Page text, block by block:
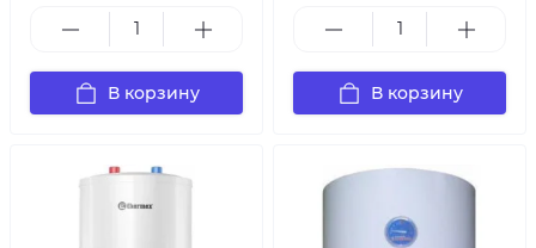
В корзину В корзину